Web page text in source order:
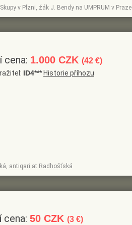
v Plzni, žák J. Bendy na UMPRUM v Praze
antiqari.at Radhošťská
cena: 1.000 CZK (42 €)
ID4*** Historie příhozu
cena: 50 CZK (3 €)